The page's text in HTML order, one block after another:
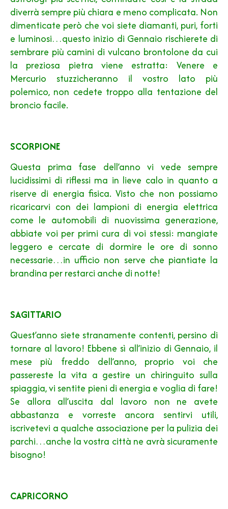
diverrà sempre più chiara e meno complicata. Non
dimenticate però che voi siete diamanti, puri, forti
e luminosi…questo inizio di Gennaio rischierete di
sembrare più camini di vulcano brontolone da cui
la preziosa pietra viene estratta: Venere e
Mercurio stuzzicheranno il vostro lato più
polemico, non cedete troppo alla tentazione del
broncio facile.
SCORPIONE
Questa prima fase dell’anno vi vede sempre
lucidissimi di riflessi ma in lieve calo in quanto a
riserve di energia fisica. Visto che non possiamo
ricaricarvi con dei lampioni di energia elettrica
come le automobili di nuovissima generazione,
abbiate voi per primi cura di voi stessi: mangiate
leggero e cercate di dormire le ore di sonno
necessarie…in ufficio non serve che piantiate la
brandina per restarci anche di notte!
SAGITTARIO
Quest’anno siete stranamente contenti, persino di
tornare al lavoro! Ebbene sì all’inizio di Gennaio, il
mese più freddo dell’anno, proprio voi che
passereste la vita a gestire un chiringuito sulla
spiaggia, vi sentite pieni di energia e voglia di fare!
Se allora all’uscita dal lavoro non ne avete
abbastanza e vorreste ancora sentirvi utili,
iscrivetevi a qualche associazione per la pulizia dei
parchi…anche la vostra città ne avrà sicuramente
bisogno!
CAPRICORNO